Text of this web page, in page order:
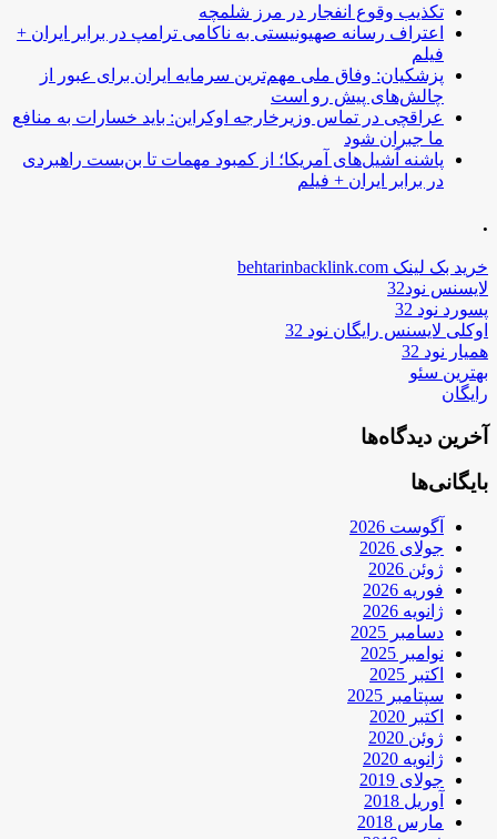
تکذیب وقوع انفجار در مرز شلمچه
اعتراف رسانه صهیونیستی به ناکامی ترامپ در برابر ایران +
فیلم
پزشکیان: وفاق ملی مهم‌ترین سرمایه ایران برای عبور از
چالش‌های پیش رو است
عراقچی در تماس وزیرخارجه اوکراین: باید خسارات به منافع
ما جبران شود
پاشنه آشیل‌های آمریکا؛ از کمبود مهمات تا بن‌بست راهبردی
در برابر ایران + فیلم
.
خرید بک لینک behtarinbacklink.com
لایسنس نود32
پسورد نود 32
اوکلی لایسنس رایگان نود 32
همیار نود 32
بهترین سئو
رایگان
آخرین دیدگاه‌ها
بایگانی‌ها
آگوست 2026
جولای 2026
ژوئن 2026
فوریه 2026
ژانویه 2026
دسامبر 2025
نوامبر 2025
اکتبر 2025
سپتامبر 2025
اکتبر 2020
ژوئن 2020
ژانویه 2020
جولای 2019
آوریل 2018
مارس 2018